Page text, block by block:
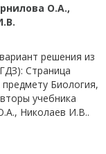
О.А.,
решения из
Страница
Биология,
учебника
Николаев И.В..